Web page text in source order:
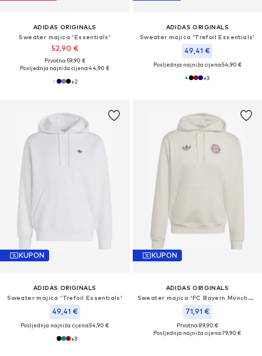
ADIDAS ORIGINALS
Sweater majica 'Essentials'
52,90 €
Prvotno: 59,90 €
Posljednja najniža cijena:44,90 €
+2
ADIDAS ORIGINALS
Sweater majica 'Trefoil Essentials'
49,41 €
Posljednja najniža cijena:54,90 €
+3
KUPON
ADIDAS ORIGINALS
Sweater majica 'Trefoil Essentials'
49,41 €
Posljednja najniža cijena:54,90 €
+3
KUPON
ADIDAS ORIGINALS
Sweater majica 'FC Bayern München'
71,91 €
Prvotno: 89,90 €
Posljednja najniža cijena:79,90 €